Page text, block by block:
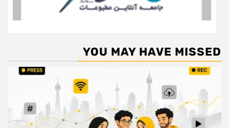
YOU MAY HAVE MISSED